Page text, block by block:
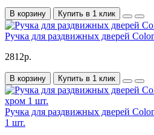
В корзину Купить в 1 клик
Ручка для раздвижных дверей
2812р.
В корзину Купить в 1 клик
Ручка для раздвижных дверей
1 шт.